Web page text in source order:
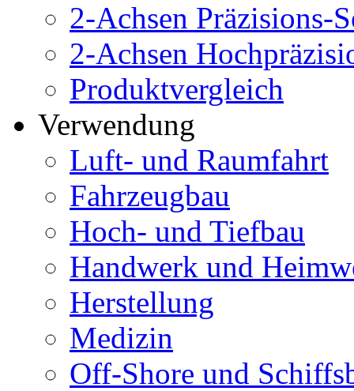
2-Achsen Präzisions-
2-Achsen
Produktvergleich
Verwendung
Luft- und Raumfahrt
Fahrzeugbau
Hoch- und Tiefbau
Handwerk und
Herstellung
Medizin
Off-Shore und